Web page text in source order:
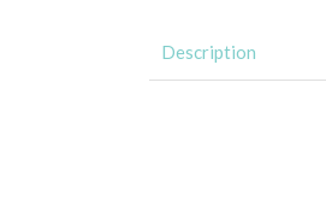
Description